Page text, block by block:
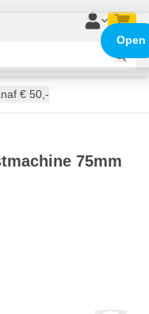
bezorgd
€ 50,-
75mm
Open